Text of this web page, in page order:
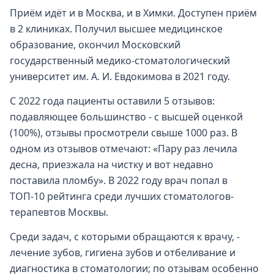
Приём идёт и в Москва, и в Химки. Доступен приём
в 2 клиниках. Получил высшее медицинское
образование, окончил Московский
государственный медико-стоматологический
университет им. А. И. Евдокимова в 2021 году.
С 2022 года пациенты оставили 5 отзывов:
подавляющее большинство - с высшей оценкой
(100%), отзывы просмотрели свыше 1000 раз. В
одном из отзывов отмечают: «Пару раз лечила
десна, приезжала на чистку и вот недавно
поставила пломбу». В 2022 году врач попал в
ТОП-10 рейтинга среди лучших стоматологов-
терапевтов Москвы.
Среди задач, с которыми обращаются к врачу, -
лечение зубов, гигиена зубов и отбеливание и
диагностика в стоматологии; по отзывам особенно